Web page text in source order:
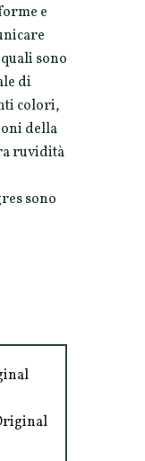
e
sono
di
colori,
della
ruvidità
sono